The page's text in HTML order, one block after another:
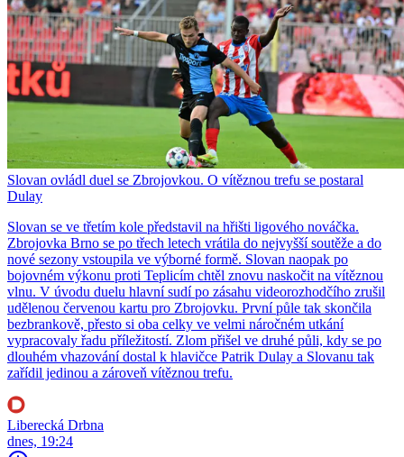
Slovan ovládl duel se Zbrojovkou. O vítěznou trefu se postaral
Dulay
Slovan se ve třetím kole představil na hřišti ligového nováčka.
Zbrojovka Brno se po třech letech vrátila do nejvyšší soutěže a do
nové sezony vstoupila ve výborné formě. Slovan naopak po
bojovném výkonu proti Teplicím chtěl znovu naskočit na vítěznou
vlnu. V úvodu duelu hlavní sudí po zásahu videorozhodčího zrušil
udělenou červenou kartu pro Zbrojovku. První půle tak skončila
bezbrankově, přesto si oba celky ve velmi náročném utkání
vypracovaly řadu příležitostí. Zlom přišel ve druhé půli, kdy se po
dlouhém vhazování dostal k hlavičce Patrik Dulay a Slovanu tak
zařídil jedinou a zároveň vítěznou trefu.
Liberecká Drbna
dnes, 19:24